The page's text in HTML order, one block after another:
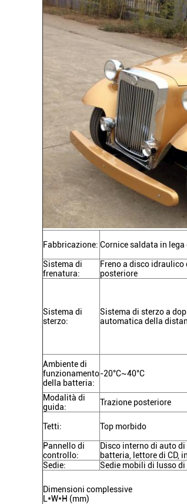
Fabbricazione: Cornice saldata in
Sistema di
frenatura:
Freno a disco
posteriore
Sistema di
sterzo:
Sistema di sterzo a
automatica della
Ambiente di
funzionamento
della batteria:
-20°C~40°C
Modalità di
guida:
Trazione posteriore
Tetti: Top morbido
Pannello di
controllo:
Disco interno di auto
batteria, lettore di CD,
Sedie:
Sedie mobili di lusso
Dimensioni complessive
L*W*H (mm)